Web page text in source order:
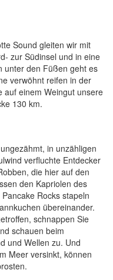
Sound gleiten wir mit
zur Südinsel und in eine
unter den Füßen geht es
verwöhnt reifen in der
auf einem Weingut unsere
130 km.
in unzähligen
verfluchte Entdecker
die hier auf den
den Kapriolen des
Rocks stapeln
übereinander.
schnappen Sie
schauen beim
und Wellen zu. Und
Meer versinkt, können